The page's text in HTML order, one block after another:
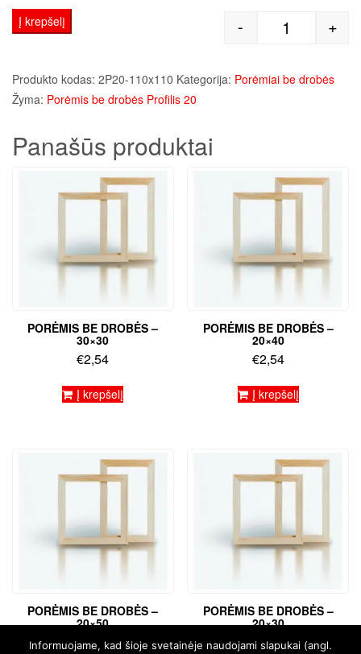
produkto
- +
Į krepšelį
Produkto kodas: 2P20-110x110 Kategorija: Porėmiai be drobės
Žyma: Porėmis be drobės Profilis 20
Panašūs produktai
PORĖMIS BE DROBĖS –
30×30
€2,54
Į krepšelį
PORĖMIS BE DROBĖS –
20×40
€2,54
Į krepšelį
PORĖMIS BE DROBĖS –
20×50
€2,97
PORĖMIS BE DROBĖS –
20×30
€ 2,12
Informuojame, kad šioje svetainėje naudojami slapukai (angl.